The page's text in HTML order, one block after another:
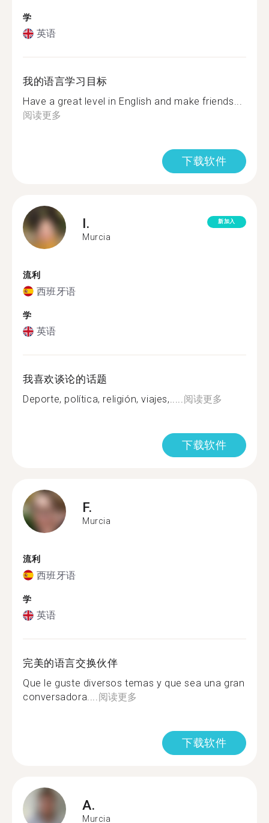
学
英语
我的语言学习目标
Have a great level in English and make friends...
阅读更多
下载软件
I.
Murcia
新加入
流利
西班牙语
学
英语
我喜欢谈论的话题
Deporte, política, religión, viajes,.....阅读更多
下载软件
F.
Murcia
流利
西班牙语
学
英语
完美的语言交换伙伴
Que le guste diversos temas y que sea una gran
conversadora....阅读更多
下载软件
A.
Murcia